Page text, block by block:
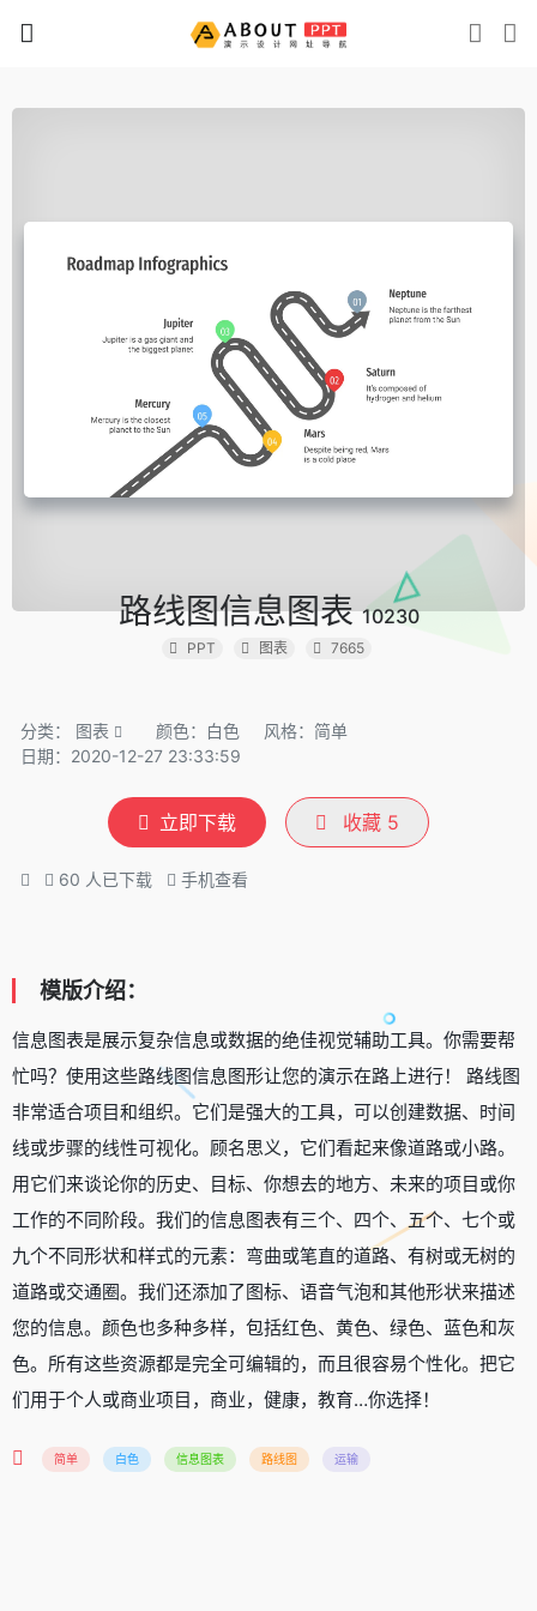
路线图信息图表10230
PPT 图表 7665
分类： 图表 颜色：白色
风格：简单
日期：2020-12-27 23:33:59
立即下载 收藏 5
60 人已下载 手机查看
模版介绍：
信息图表是展示复杂信息或数据的绝佳视觉辅助工具。你需要帮
忙吗？使用这些路线图信息图形让您的演示在路上进行！ 路线图
非常适合项目和组织。它们是强大的工具，可以创建数据、时间
线或步骤的线性可视化。顾名思义，它们看起来像道路或小路。
用它们来谈论你的历史、目标、你想去的地方、未来的项目或你
工作的不同阶段。我们的信息图表有三个、四个、五个、七个或
九个不同形状和样式的元素：弯曲或笔直的道路、有树或无树的
道路或交通圈。我们还添加了图标、语音气泡和其他形状来描述
您的信息。颜色也多种多样，包括红色、黄色、绿色、蓝色和灰
色。所有这些资源都是完全可编辑的，而且很容易个性化。把它
们用于个人或商业项目，商业，健康，教育…你选择！
简单 白色 信息图表 路线图 运输